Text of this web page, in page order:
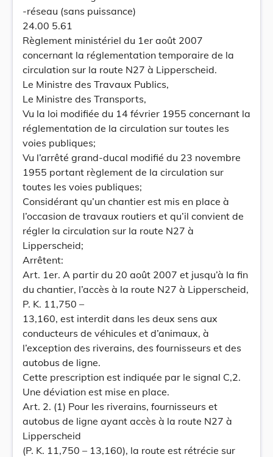
-réseau (sans puissance)
24.00 5.61
Règlement ministériel du 1er août 2007
concernant la réglementation temporaire de la
circulation sur la route N27 à Lipperscheid.
Le Ministre des Travaux Publics,
Le Ministre des Transports,
Vu la loi modifiée du 14 février 1955 concernant la
réglementation de la circulation sur toutes les
voies publiques;
Vu l’arrêté grand-ducal modifié du 23 novembre
1955 portant règlement de la circulation sur
toutes les voies publiques;
Considérant qu’un chantier est mis en place à
l’occasion de travaux routiers et qu’il convient de
régler la circulation sur la route N27 à
Lipperscheid;
Arrêtent:
Art. 1er. A partir du 20 août 2007 et jusqu’à la fin
du chantier, l’accès à la route N27 à Lipperscheid,
P. K. 11,750 –
13,160, est interdit dans les deux sens aux
conducteurs de véhicules et d’animaux, à
l’exception des riverains, des fournisseurs et des
autobus de ligne.
Cette prescription est indiquée par le signal C,2.
Une déviation est mise en place.
Art. 2. (1) Pour les riverains, fournisseurs et
autobus de ligne ayant accès à la route N27 à
Lipperscheid
(P. K. 11,750 – 13,160), la route est rétrécie sur